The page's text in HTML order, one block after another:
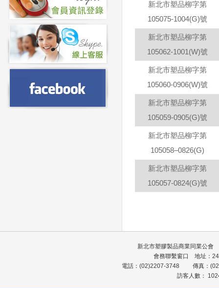
新北市塑品柳字第
105075-1004(G)號
新北市塑品柳字第
105062-1001(W)號
新北市塑品柳字第
105060-0906(W)號
新北市塑品柳字第
105059-0905(G)號
新北市塑品柳字第
105058–0826(G)
新北市塑品柳字第
105057-0824(G)號
新北市塑膠製品商業同業公會
會務聯繫窗口 地址：
電話：(02)2207-3748 傳真：
訪客人數：